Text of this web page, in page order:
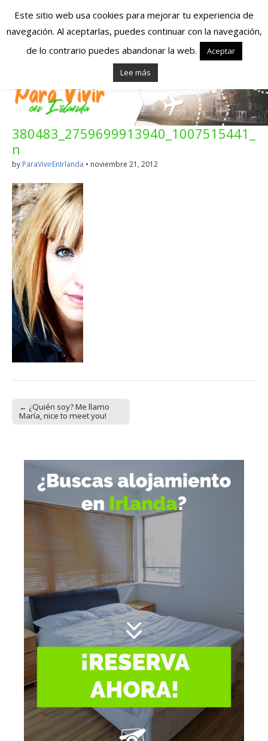
Españoles en
Irlanda – Vivir en
Irlanda – Trabajo
en Irlanda –
Alojamiento en
Irlanda
Blog dedicado a los que viven, estudian y trabajan en
Irlanda!
380483_2759699913940_1007515441_
n
by ParaVivirEnIrlanda • noviembre 21, 2012
Post navigation
← ¿Quién soy? Me llamo
María, nice to meet you!
Este sitio web usa cookies para mejorar tu experiencia de
navegación. Al aceptarlas, puedes continuar con la navegación,
de lo contrario puedes abandonar la web.
Aceptar
Lee más